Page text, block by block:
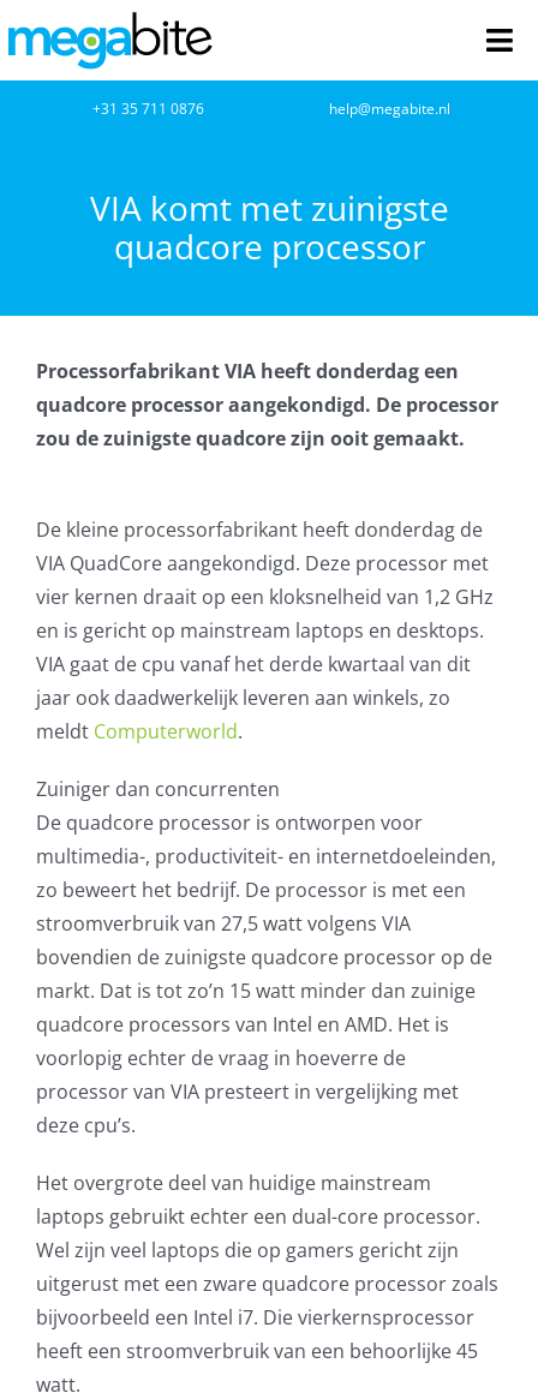
naar
inhoud
Netwerkbeheer
Cloud Computing
VOIP
AVG
Office365
Glasvezelverbindingen
Microsoft software licenties
SLA overeenkomsten
Remote Help
WordPress SLA Contract
Contact
+31 35 711 0876 help@megabite.nl
VIA komt met zuinigste
quadcore processor
Processorfabrikant VIA heeft donderdag een
quadcore processor aangekondigd. De processor
zou de zuinigste quadcore zijn ooit gemaakt.
De kleine processorfabrikant heeft donderdag de
VIA QuadCore aangekondigd. Deze processor met
vier kernen draait op een kloksnelheid van 1,2 GHz
en is gericht op mainstream laptops en desktops.
VIA gaat de cpu vanaf het derde kwartaal van dit
jaar ook daadwerkelijk leveren aan winkels, zo
meldt Computerworld.
Zuiniger dan concurrenten
De quadcore processor is ontworpen voor
multimedia-, productiviteit- en internetdoeleinden,
zo beweert het bedrijf. De processor is met een
stroomverbruik van 27,5 watt volgens VIA
bovendien de zuinigste quadcore processor op de
markt. Dat is tot zo’n 15 watt minder dan zuinige
quadcore processors van Intel en AMD. Het is
voorlopig echter de vraag in hoeverre de
processor van VIA presteert in vergelijking met
deze cpu’s.
Het overgrote deel van huidige mainstream
laptops gebruikt echter een dual-core processor.
Wel zijn veel laptops die op gamers gericht zijn
uitgerust met een zware quadcore processor zoals
bijvoorbeeld een Intel i7. Die vierkernsprocessor
heeft een stroomverbruik van een behoorlijke 45
watt.